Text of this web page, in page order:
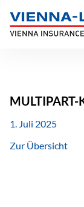
Inhalt
springen
MULTIPART-
1. Juli 2025
Zur Übersicht